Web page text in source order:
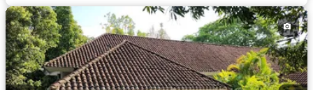
Seguridad privada